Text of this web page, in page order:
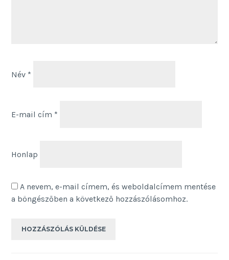
Név *
E-mail cím *
Honlap
A nevem, e-mail címem, és weboldalcímem mentése
a böngészőben a következő hozzászólásomhoz.